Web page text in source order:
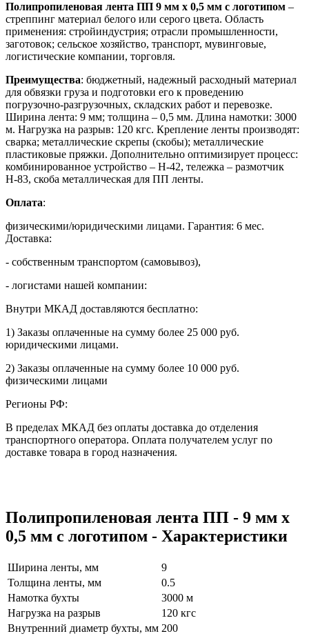
Полипропиленовая лента ПП 9 мм х 0,5 мм с логотипом –
стреппинг материал белого или серого цвета. Область
применения: стройиндустрия; отрасли промышленности,
заготовок; сельское хозяйство, транспорт, мувинговые,
логистические компании, торговля.
Преимущества: бюджетный, надежный расходный материал
для обвязки груза и подготовки его к проведению
погрузочно-разгрузочных, складских работ и перевозке.
Ширина лента: 9 мм; толщина – 0,5 мм. Длина намотки: 3000
м. Нагрузка на разрыв: 120 кгс. Крепление ленты производят:
сварка; металлические скрепы (скобы); металлические
пластиковые пряжки. Дополнительно оптимизирует процесс:
комбинированное устройство – Н-42, тележка – размотчик
Н-83, скоба металлическая для ПП ленты.
Оплата:
физическими/юридическими лицами. Гарантия: 6 мес.
Доставка:
- собственным транспортом (самовывоз),
- логистами нашей компании:
Внутри МКАД доставляются бесплатно:
1) Заказы оплаченные на сумму более 25 000 руб.
юридическими лицами.
2) Заказы оплаченные на сумму более 10 000 руб.
физическими лицами
Регионы РФ:
В пределах МКАД без оплаты доставка до отделения
транспортного оператора. Оплата получателем услуг по
доставке товара в город назначения.
Полипропиленовая лента ПП - 9 мм х
0,5 мм с логотипом - Характеристики
Ширина ленты, мм
9
Толщина ленты, мм
0.5
Намотка бухты
3000 м
Нагрузка на разрыв
120 кгс
Внутренний диаметр бухты, мм 200